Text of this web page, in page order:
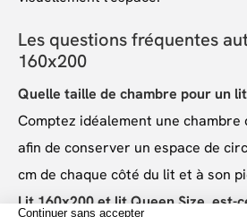
Les questions fréquentes
160x200
Quelle taille de chambre pour un
Comptez idéalement une chambre
afin de conserver un espace de
cm de chaque côté du lit et à son
Lit 160x200 et lit Queen Size, est-